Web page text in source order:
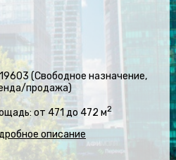
19603 (Свободное назначение,
продажа)
от 471 до 472 м2
описание